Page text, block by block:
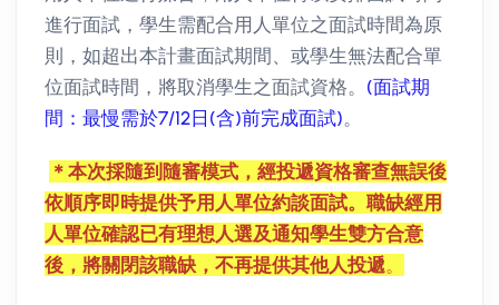
進行面試，學生需配合用人單位之面試時間為原
則，如超出本計畫面試期間、或學生無法配合單
位面試時間，將取消學生之面試資格。 (面試期
間：最慢需於7/12日(含)前完成面試)。
＊本次採隨到隨審模式，經投遞資格審查無誤後
依順序即時提供予用人單位約談面試。 職缺經用
人單位確認已有理想人選及通知學生雙方合意
後，將關閉該職缺，不再提供其他人投遞。